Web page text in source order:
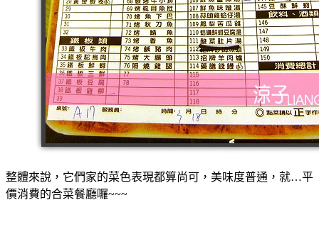
整體來說，它們家的菜色表現都算尚可，美味度普通，就…平
價消費的合菜餐廳囉~~~